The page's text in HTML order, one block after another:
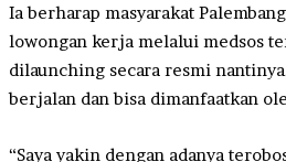
Ia berharap masyarakat
lowongan kerja melalui medsos
dilaunching secara resmi
berjalan dan bisa dimanfaatkan
“Saya yakin dengan adanya